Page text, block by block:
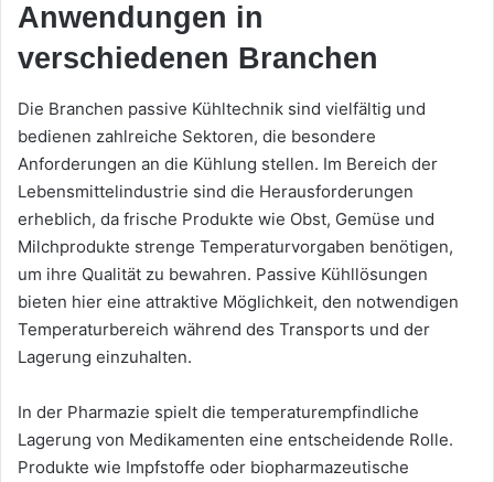
Anwendungen in
verschiedenen Branchen
Die Branchen passive Kühltechnik sind vielfältig und
bedienen zahlreiche Sektoren, die besondere
Anforderungen an die Kühlung stellen. Im Bereich der
Lebensmittelindustrie sind die Herausforderungen
erheblich, da frische Produkte wie Obst, Gemüse und
Milchprodukte strenge Temperaturvorgaben benötigen,
um ihre Qualität zu bewahren. Passive Kühllösungen
bieten hier eine attraktive Möglichkeit, den notwendigen
Temperaturbereich während des Transports und der
Lagerung einzuhalten.
In der Pharmazie spielt die temperaturempfindliche
Lagerung von Medikamenten eine entscheidende Rolle.
Produkte wie Impfstoffe oder biopharmazeutische